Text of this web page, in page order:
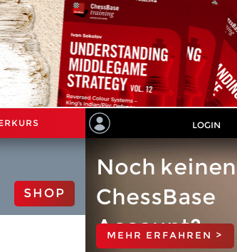
LOGIN
SHOP
Noch keinen
ChessBase
Account?
MEHR ERFAHREN >